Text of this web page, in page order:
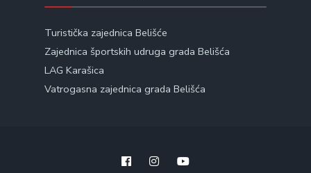
Turistička zajednica Belišće
Zajednica športskih udruga grada Belišća
LAG Karašica
Vatrogasna zajednica grada Belišća